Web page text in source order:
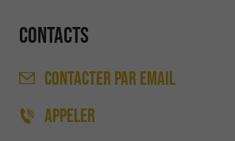
Contacts
CONTACTER PAR EMAIL
APPELER